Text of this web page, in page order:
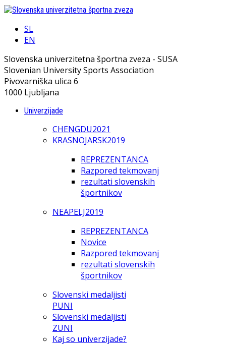
SL
EN
Slovenska univerzitetna športna zveza - SUSA
Slovenian University Sports Association
Pivovarniška ulica 6
1000 Ljubljana
Univerzijade
CHENGDU2021
KRASNOJARSK2019
REPREZENTANCA
Razpored tekmovanj
rezultati slovenskih
športnikov
NEAPELJ2019
REPREZENTANCA
Novice
Razpored tekmovanj
rezultati slovenskih
športnikov
Slovenski medaljisti
PUNI
Slovenski medaljisti
ZUNI
Kaj so univerzijade?